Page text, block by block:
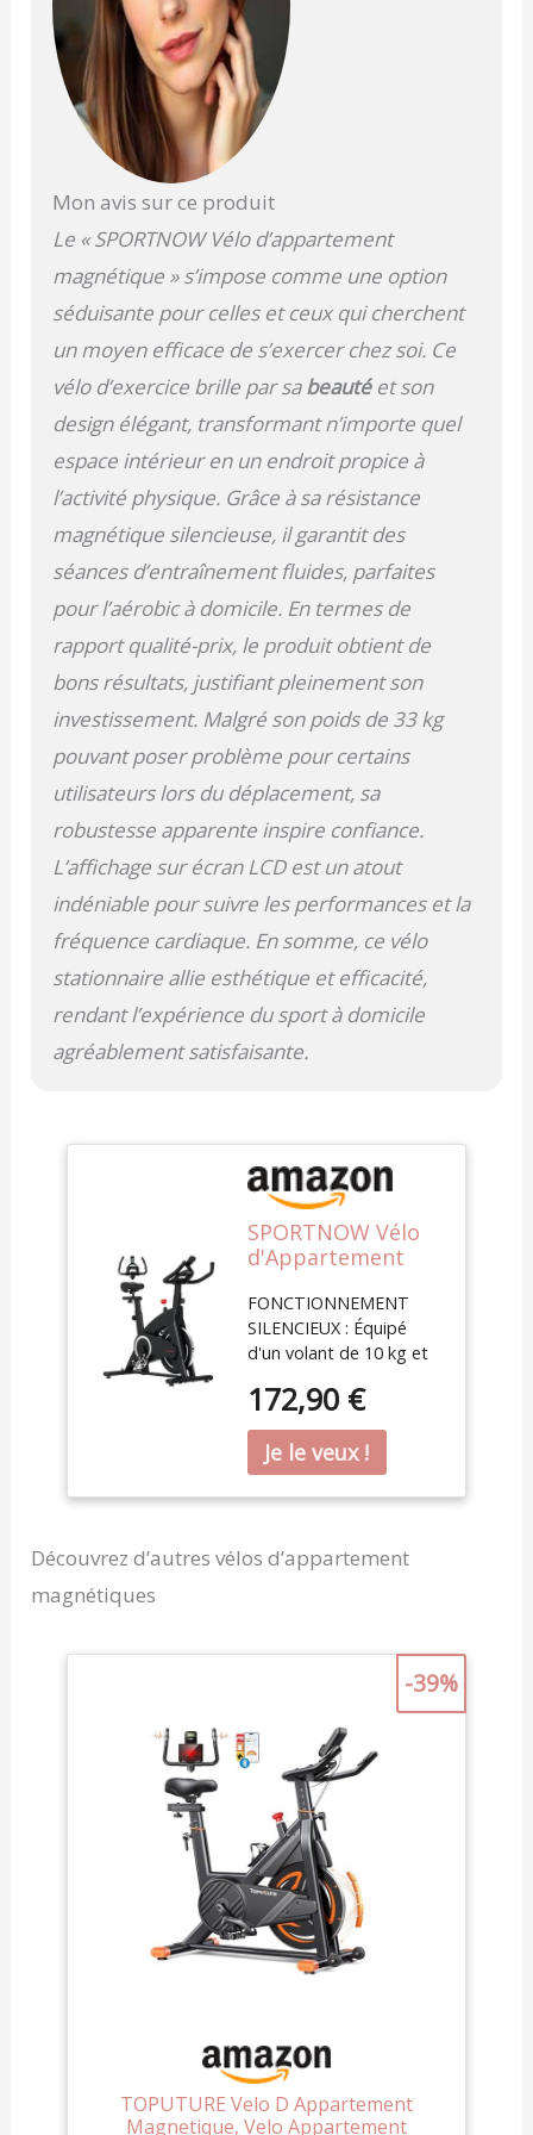
magnétique modulable
et son dispositif de
sécurité avec arrêt
d'urgence. CONFORT
AJUSTABLE : L'assise
réglable en 8 positions
6 positions assurent un
la sangle de chaussure
ajustable du vélo
stationnaire garantit un
maintien sécurisé
pendant vos séances
confort sur mesure.
FACILE À DEPLACER : Ce
vélo d'intérieur,
mesurant 106L x 53l x
123H cm et équipé de
aisément et se fond
dans l'agencement de
TECHNOLOGIE
INTÉGRÉE : Ce vélo
d'exercice inclut un
moniteur LCD pour
suivre vos performances
et un support pour
tablette, idéal pour le
divertissement pendant
l'entraînement. Montage
requis.
Mon avis sur ce produit
Le « SPORTNOW Vélo d’appartement
magnétique » s’impose comme une option
séduisante pour celles et ceux qui cherchent
un moyen efficace de s’exercer chez soi. Ce
vélo d’exercice brille par sabeautéet son
design élégant, transformant n’importe quel
espace intérieur en un endroit propice à
l’activité physique. Grâce à sa résistance
magnétique silencieuse, il garantit des
séances d’entraînement fluides, parfaites
pour l’aérobic à domicile. En termes de
rapport qualité-prix, le produit obtient de
bons résultats, justifiant pleinement son
investissement. Malgré son poids de 33 kg
pouvant poser problème pour certains
utilisateurs lors du déplacement, sa
robustesse apparente inspire confiance.
L’affichage sur écran LCD est un atout
indéniable pour suivre les performances et la
fréquence cardiaque. En somme, ce vélo
stationnaire allie esthétique et efficacité,
rendant l’expérience du sport à domicile
agréablement satisfaisante.
SPORTNOW Vélo
d'Appartement
Silencieux Écran
LCD pour Maison
FONCTIONNEMENT
SILENCIEUX : Équipé
d'un volant de 10 kg et
d'entraînement par
courroie, ce vélo
d'appartement offre une
expérience de cyclisme
fluide et silencieuse.
appartements, il permet
AJUSTABLE : Ce vélo
d'intérieur vous offre une
grâce à sa résistance
magnétique modulable
et son dispositif de
sécurité avec arrêt
d'urgence. CONFORT
AJUSTABLE : L'assise
réglable en 8 positions
et le guidon ajustable en
6 positions assurent un
confort optimal. De plus,
la sangle de chaussure
maintien sécurisé
pendant vos séances
d'entraînement, pour un
confort sur mesure.
172,90 €
Découvrez d’autres vélos d’appartement
magnétiques
TOPUTURE Velo D Appartement
Magnetique, Velo Appartement
-39%